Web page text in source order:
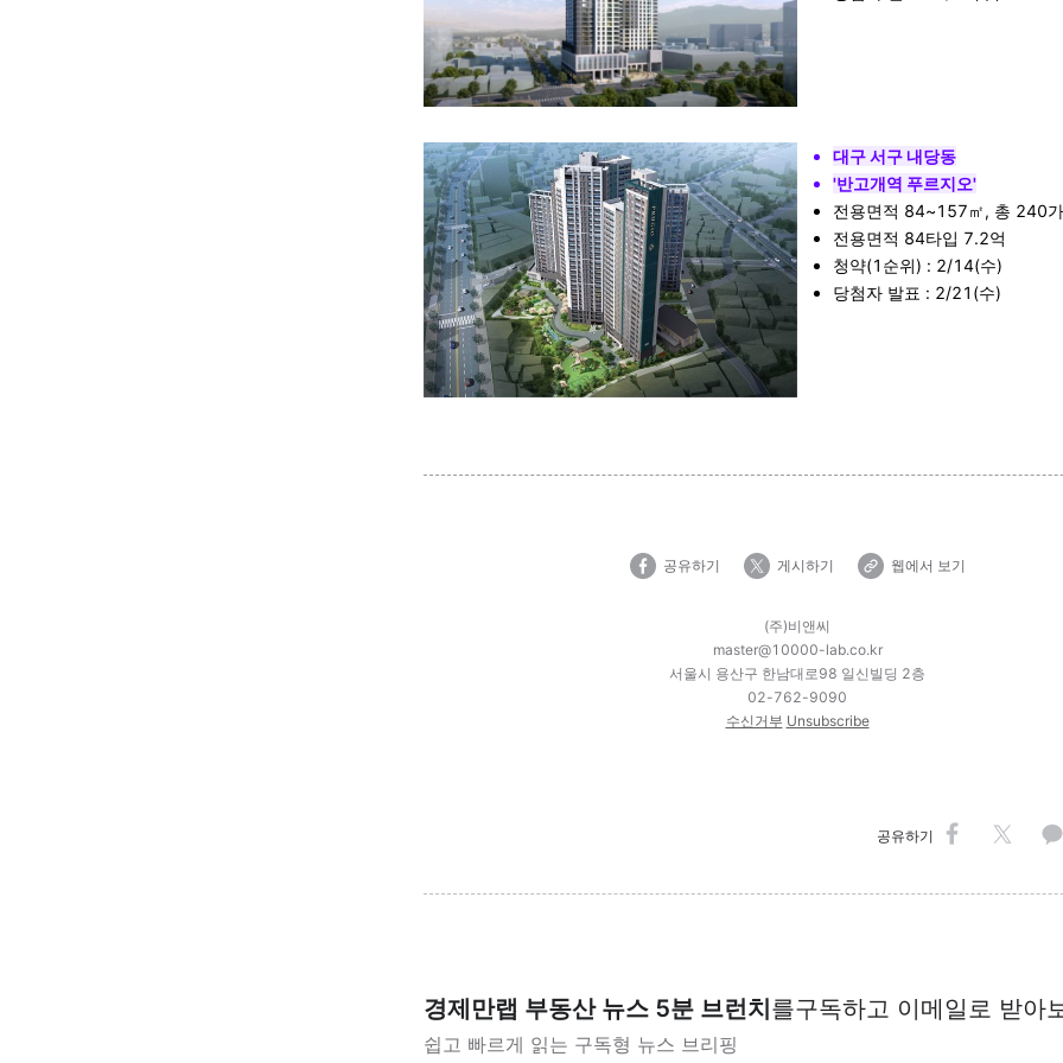
대구 서구 내당동
'반고개역 푸르지오'
전용면적 84~157㎡, 총 240
전용면적 84타입 7.2억
청약(1순위) : 2/14(수)
당첨자 발표 : 2/21(수)
공유하기 게시하기 웹에서 보기
(주)비앤씨
master@10000-lab.co.kr
서울시 용산구 한남대로98 일신빌딩 2층
02-762-9090
수신거부 Unsubscribe
공유하기
경제만랩 부동산 뉴스 5분 브런치를구독하고 이메일로 받아
쉽고 빠르게 읽는 구독형 뉴스 브리핑